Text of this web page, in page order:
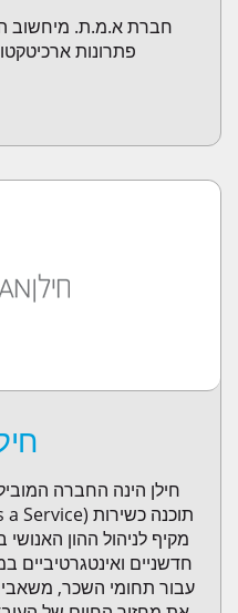
חברת א.מ.ת. מיחשוב
פתרונות
חילן הינה החברה
מקיף לניהול ההון
חדשניים
עבור תחומי השכר, משאבי